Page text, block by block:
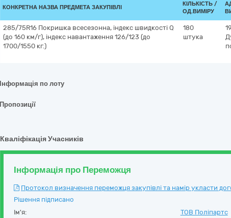
КОНКРЕТНА НАЗВА ПРЕДМЕТА ЗАКУПІВЛІ
КІЛЬКІСТЬ /
ОД.ВИМІРУ
285/75R16 Покришка всесезонна, індекс швидкості Q
(до 160 км/г), індекс навантаження 126/123 (до
1700/1550 кг.)
180
штука
Інформація по лоту
Пропозиції
Кваліфікація Учасників
Інформація про Переможця
Протокол визначення переможця закупівлі та намір укласти
Рішення підписано
Ім'я:
ТОВ Поліпартс